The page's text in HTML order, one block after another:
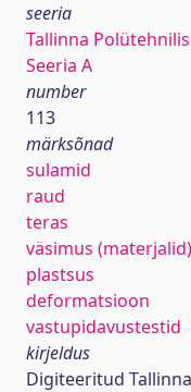
seeria
Tallinna
Seeria A
number
113
märksõnad
sulamid
raud
teras
väsimus (materjalid)
plastsus
deformatsioon
vastupidavustestid
kirjeldus
Digiteeritud